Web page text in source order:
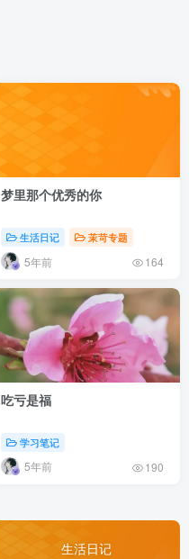
梦里那个优秀的你
生活日记 茉苛专题
5年前 164
吃亏是福
学习笔记
5年前 190
生活日记